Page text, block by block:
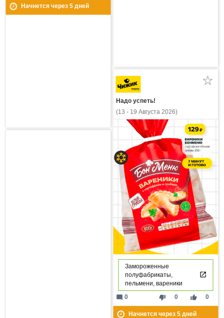
Начнется через 5дней
Надо успеть!
(13 - 19 Августа 2026)
Замороженные
полуфабрикаты,
пельмени, вареники
thumb_down 0 thumb_up 0
mode_comment 0
Начнется через 5дней